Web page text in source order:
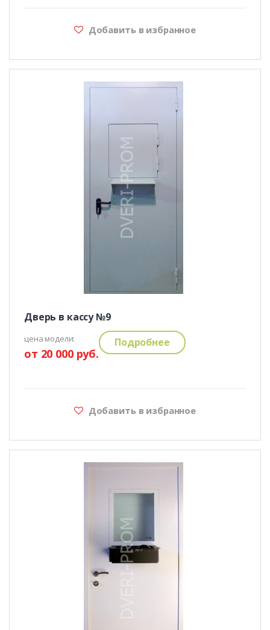
Добавить в избранное
Дверь в кассу №9
цена модели:
от 20 000 руб.
Подробнее
Добавить в избранное